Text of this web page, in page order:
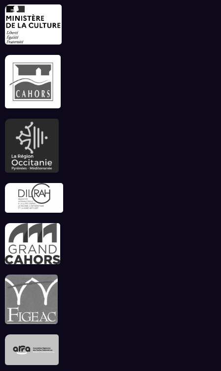
Invitation à déconnecter et au lâcher prise en
ce début d’été